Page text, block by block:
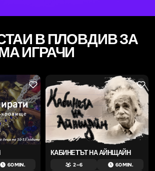
В ПЛОВДИВ ЗА
ИГРАЧИ
LIKE
60 MIN.
LIKE
КАБИНЕТЪТ НА АЙНЩАЙН
2 – 6 60 MIN.